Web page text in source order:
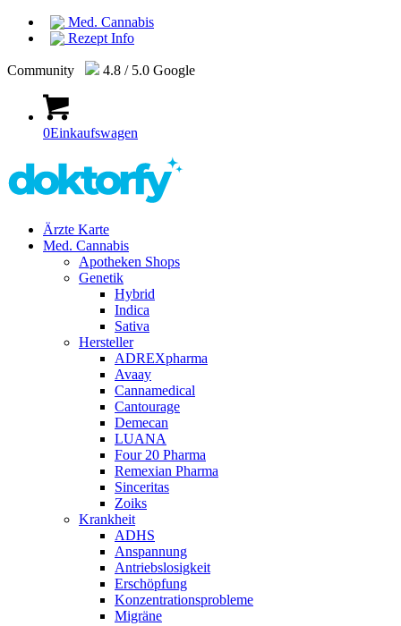
Med. Cannabis
Rezept Info
Community 4.8 / 5.0 Google
0Einkaufswagen
Ärzte Karte
Med. Cannabis
Apotheken Shops
Genetik
Hybrid
Indica
Sativa
Hersteller
ADREXpharma
Avaay
Cannamedical
Cantourage
Demecan
LUANA
Four 20 Pharma
Remexian Pharma
Sinceritas
Zoiks
Krankheit
ADHS
Anspannung
Antriebslosigkeit
Erschöpfung
Konzentrationsprobleme
Migräne